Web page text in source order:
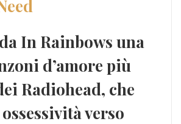
In Rainbows una
d’amore più
Radiohead, che
verso